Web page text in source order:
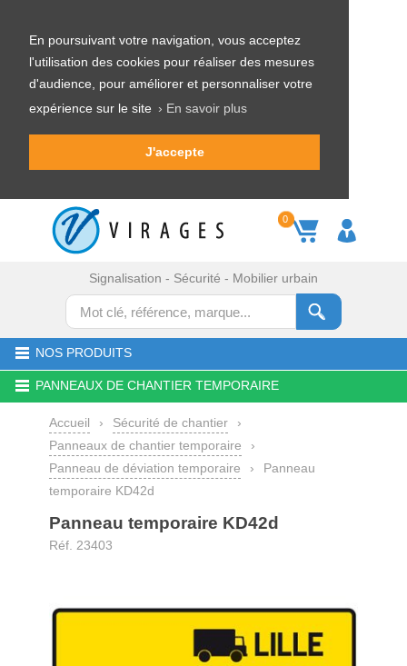
En poursuivant votre navigation, vous acceptez
l'utilisation des cookies pour réaliser des mesures
d'audience, pour améliorer et personnaliser votre
expérience sur le site › En savoir plus
J'accepte
0
Signalisation - Sécurité - Mobilier urbain
NOS PRODUITS
PANNEAUX DE CHANTIER TEMPORAIRE
Accueil › Sécurité de chantier
›
Panneaux de chantier temporaire
›
Panneau de déviation temporaire
›
Panneau
temporaire KD42d
Panneau temporaire KD42d
Réf. 23403